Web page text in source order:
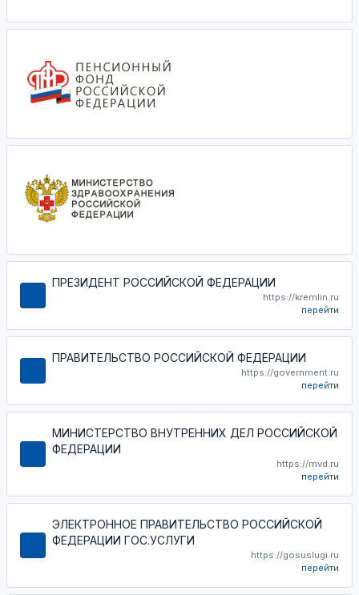
ПРЕЗИДЕНТ РОССИЙСКОЙ ФЕДЕРАЦИИ
https://kremlin.ru
перейти
ПРАВИТЕЛЬСТВО РОССИЙСКОЙ ФЕДЕРАЦИИ
https://government.ru
перейти
МИНИСТЕРСТВО ВНУТРЕННИХ ДЕЛ РОССИЙСКОЙ
ФЕДЕРАЦИИ
https://mvd.ru
перейти
ЭЛЕКТРОННОЕ ПРАВИТЕЛЬСТВО РОССИЙСКОЙ
ФЕДЕРАЦИИ ГОС.УСЛУГИ
https://gosuslugi.ru
перейти